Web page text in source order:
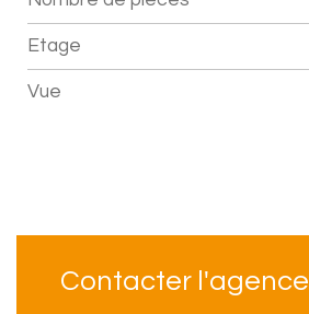
Etage
Vue
Contacter l'agence